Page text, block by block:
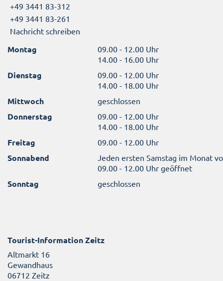
+49 3441 83-312
+49 3441 83-261
Nachricht schreiben
Montag
09.00 - 12.00 Uhr
14.00 - 16.00 Uhr
Dienstag
09.00 - 12.00 Uhr
14.00 - 18.00 Uhr
Mittwoch geschlossen
Donnerstag
09.00 - 12.00 Uhr
14.00 - 18.00 Uhr
Freitag 09.00 - 12.00 Uhr
Sonnabend
Jeden ersten Samstag im Monat
09.00 - 12.00 Uhr geöffnet
Sonntag geschlossen
Tourist-Information Zeitz
Altmarkt 16
Gewandhaus
06712 Zeitz